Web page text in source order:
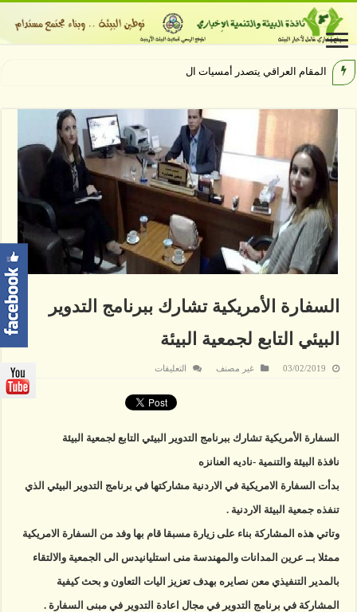
المقام العراقي يتصدر أمسيات الهيبودروم
السفارة الأمريكية تشارك ببرنامج التدوير
البيئي التابع لجمعية البيئة
03/02/2019 غير مصنف التعليقات
تشارك
ببرنامج
التابع
السفارة الأمريكية تشارك ببرنامج التدوير البيئي التابع لجمعية البيئة
نافذة البيئة والتنمية -ناديه العنانزه
بدأت السفارة الامريكية في الاردنية مشاركتها في برنامج التدوير البيئي الذي
تنفذه جمعية البيئة الاردنية .
وتاتي هذه المشاركة بناء على زيارة مسبقا قام بها وفد من السفارة الامريكية
ممثلا بــ عرين المدانات والمهندسة منى استليانيدس الى الجمعية والالتقاء
بالمدير التنفيذي معن نصايره بهدف تعزيز اليات التعاون و بحث كيفية
المشاركة في برنامج التدوير في مجال اعادة التدوير في مبنى السفارة .